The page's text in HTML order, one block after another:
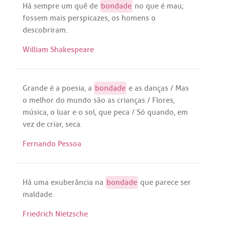
Há sempre um quê de bondade no que é mau;
fossem mais perspicazes, os homens o
descobriram.
William Shakespeare
Grande é a poesia, a bondade e as danças / Mas
o melhor do mundo são as crianças / Flores,
música, o luar e o sol, que peca / Só quando, em
vez de criar, seca.
Fernando Pessoa
Há uma exuberância na bondade que parece ser
maldade.
Friedrich Nietzsche